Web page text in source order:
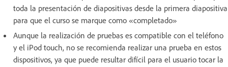
toda la presentación de diapositivas desde la primera diapositiva
para que el curso se marque como «completado»
Aunque la realización de pruebas es compatible con el teléfono
y el iPod touch, no se recomienda realizar una prueba en estos
dispositivos, ya que puede resultar difícil para el usuario tocar la